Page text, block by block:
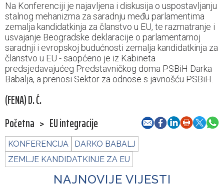
Na Konferenciji je najavljena i diskusija o uspostavljanju
stalnog mehanizma za saradnju među parlamentima
zemalja kandidatkinja za članstvo u EU, te razmatranje i
usvajanje Beogradske deklaracije o parlamentarnoj
saradnji i evropskoj budućnosti zemalja kandidatkinja za
članstvo u EU - saopćeno je iz Kabineta
predsjedavajućeg Predstavničkog doma PSBiH Darka
Babalja, a prenosi Sektor za odnose s javnošću PSBiH.
(FENA) D. Ć.
Početna > EU integracije
KONFERENCIJA
DARKO BABALJ
ZEMLJE KANDIDATKINJE ZA EU
NAJNOVIJE VIJESTI